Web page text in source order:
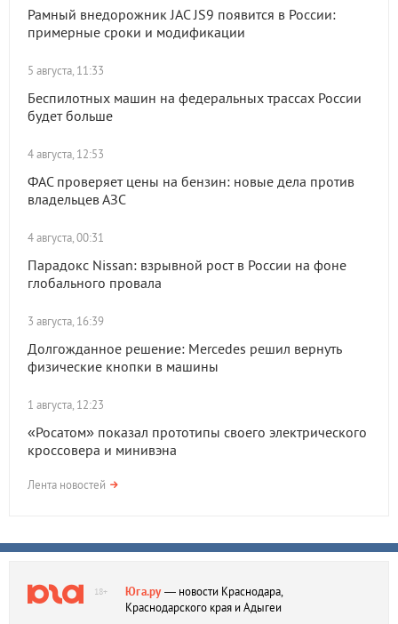
Рамный внедорожник JAC JS9 появится в России:
примерные сроки и модификации
5 августа, 11:33
Беспилотных машин на федеральных трассах России
будет больше
4 августа, 12:53
ФАС проверяет цены на бензин: новые дела против
владельцев АЗС
4 августа, 00:31
Парадокс Nissan: взрывной рост в России на фоне
глобального провала
3 августа, 16:39
Долгожданное решение: Mercedes решил вернуть
физические кнопки в машины
1 августа, 12:23
«Росатом» показал прототипы своего электрического
кроссовера и минивэна
Лента новостей
18+ Юга.ру— новости Краснодара,
Краснодарского края и Адыгеи